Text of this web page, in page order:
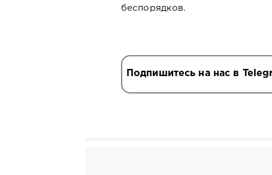
беспорядков.
Подпишитесь на нас в